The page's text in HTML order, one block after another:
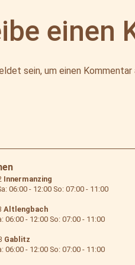
einen
sein, um einen Kommentar
Innermanzing
06:00 - 12:00 So: 07:00 - 11:00
Altlengbach
06:00 - 12:00 So: 07:00 - 11:00
Gablitz
06:00 - 12:00 So: 07:00 - 11:00